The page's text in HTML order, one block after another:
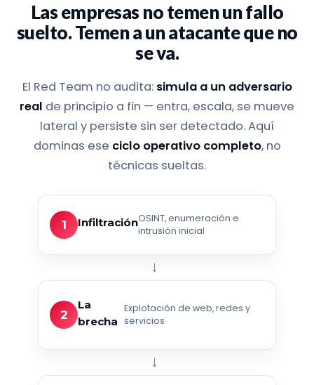
Las empresas no temen un fallo
suelto.Temen a un atacante que no
se va.
El Red Team no audita:simula a un adversario
real de principio a fin — entra, escala, se mueve
lateral y persiste sin ser detectado. Aquí
dominas ese ciclo operativo completo, no
técnicas sueltas.
1 InfiltraciónOSINT, enumeración e
intrusión inicial
→
2
La
brecha
Explotación de web, redes y
servicios
→